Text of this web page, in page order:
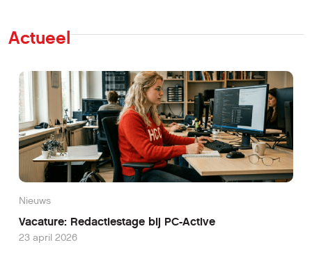
Actueel
Nieuws
Vacature: Redactiestage bij PC-Active
23 april 2026